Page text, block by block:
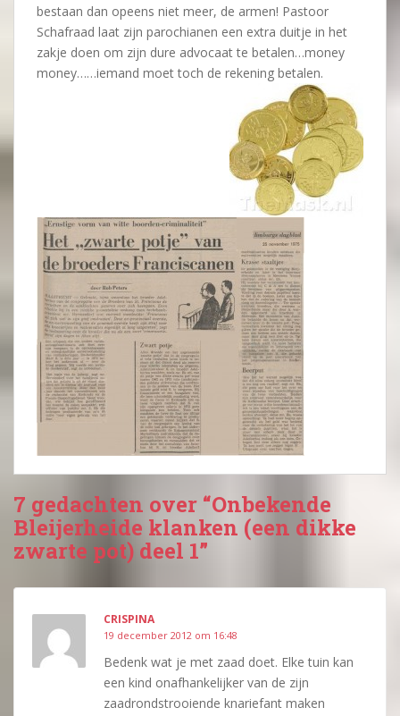
bestaan dan opeens niet meer, de armen! Pastoor
Schafraad laat zijn parochianen een extra duitje in het
zakje doen om zijn dure advocaat te betalen…money
money……iemand moet toch de rekening betalen.
7 gedachten over “Onbekende
Bleijerheide klanken (een dikke
zwarte pot) deel 1”
CRISPINA
19 december 2012 om 16:48
Bedenk wat je met zaad doet. Elke tuin kan
een kind onafhankelijker van de zijn
zaadrondstrooiende knariefant maken